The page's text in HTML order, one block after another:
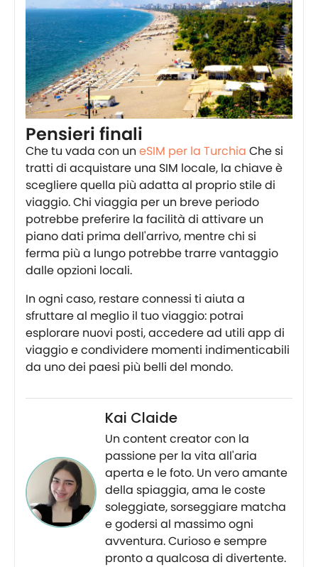
Pensieri finali
Che tu vada con un eSIM per la Turchia Che si
tratti di acquistare una SIM locale, la chiave è
scegliere quella più adatta al proprio stile di
viaggio. Chi viaggia per un breve periodo
potrebbe preferire la facilità di attivare un
piano dati prima dell'arrivo, mentre chi si
ferma più a lungo potrebbe trarre vantaggio
dalle opzioni locali.
In ogni caso, restare connessi ti aiuta a
sfruttare al meglio il tuo viaggio: potrai
esplorare nuovi posti, accedere ad utili app di
viaggio e condividere momenti indimenticabili
da uno dei paesi più belli del mondo.
Kai Claide
Un content creator con la
passione per la vita all'aria
aperta e le foto. Un vero amante
della spiaggia, ama le coste
soleggiate, sorseggiare matcha
e godersi al massimo ogni
avventura. Curioso e sempre
pronto a qualcosa di divertente.